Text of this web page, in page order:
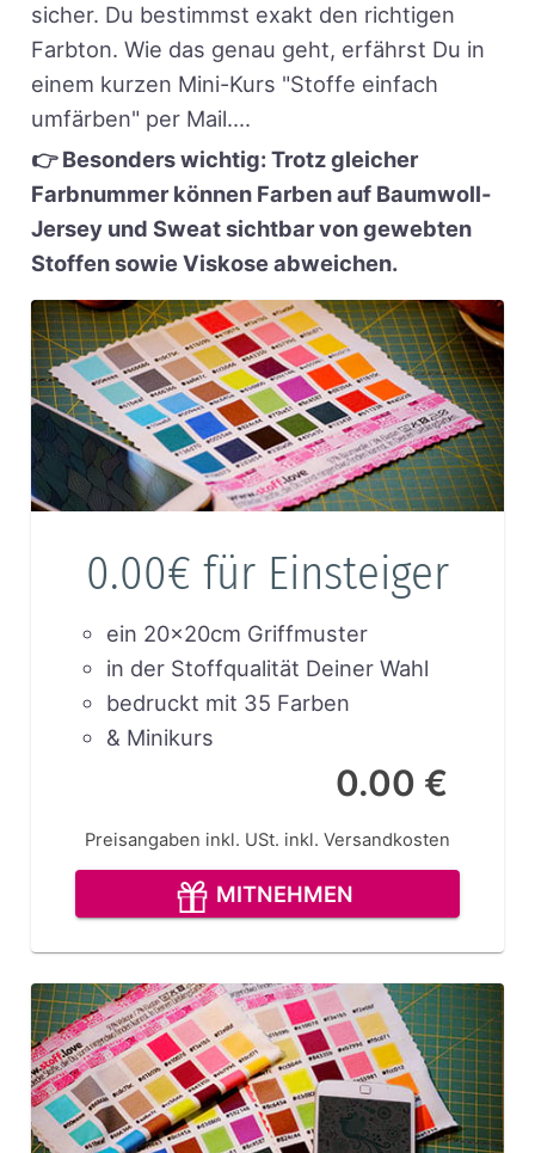
sicher. Du bestimmst exakt den richtigen
Farbton. Wie das genau geht, erfährst Du in
einem kurzen Mini-Kurs "Stoffe einfach
umfärben" per Mail....
👉 Besonders wichtig: Trotz gleicher
Farbnummer können Farben auf Baumwoll-
Jersey und Sweat sichtbar von gewebten
Stoffen sowie Viskose abweichen.
0.00€ für Einsteiger
ein 20x20cm Griffmuster
in der Stoffqualität Deiner Wahl
bedruckt mit 35 Farben
& Minikurs
0.00 €
Preisangaben inkl. USt. inkl. Versandkosten
MITNEHMEN